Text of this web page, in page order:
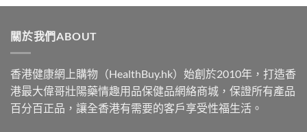
$489
關於我們ABOUT
香港健康網上購物（HealthBuy.hk）始創於2010年，打造香
港最大偉哥壯陽藥情趣用品保健品網絡商城，保證所有產品
百分百正品，讓全香港有需要的客戶享受性福生活。